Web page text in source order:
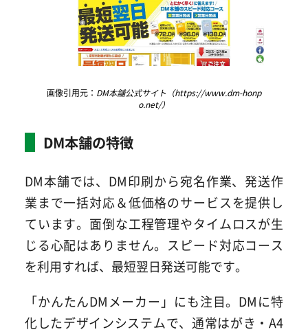
画像引用元： DM本舗公式サイト（https://www.dm-honp
o.net/）
DM本舗の特徴
DM本舗では、DM印刷から宛名作業、発送作
業まで一括対応＆低価格のサービスを提供し
ています。面倒な工程管理やタイムロスが生
じる心配はありません。スピード対応コース
を利用すれば、最短翌日発送可能です。
「かんたんDMメーカー」にも注目。DMに特
化したデザインシステムで、通常はがき・A4